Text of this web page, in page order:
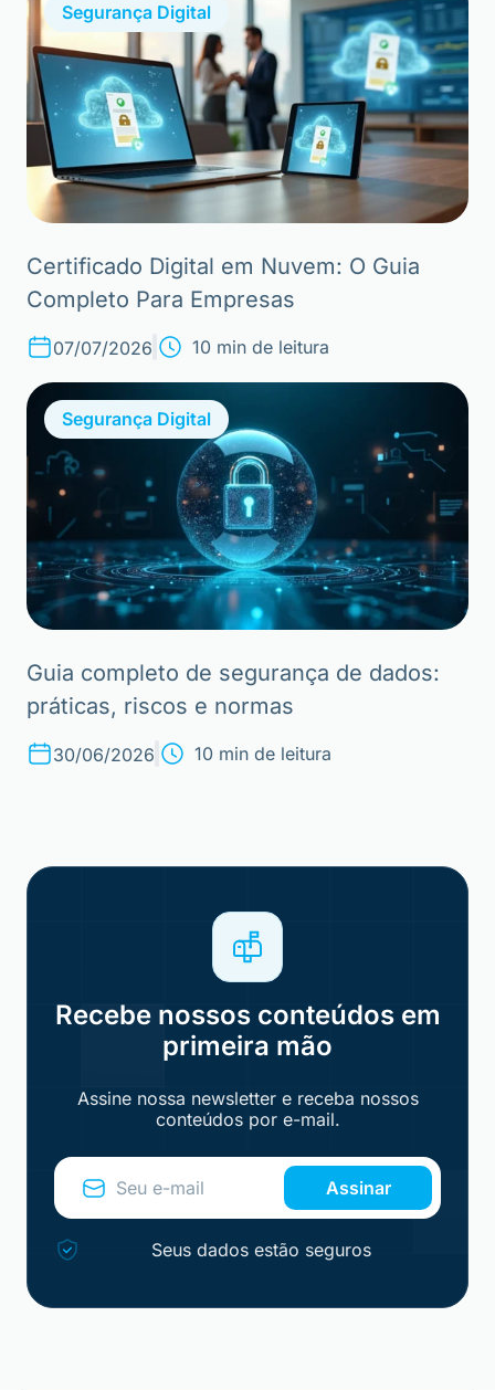
Segurança Digital
Certificado Digital em Nuvem: O Guia
Completo Para Empresas
07/07/2026 10 min de leitura
Segurança Digital
Guia completo de segurança de dados:
práticas, riscos e normas
30/06/2026 10 min de leitura
Recebe nossos conteúdos em
primeira mão
Assine nossa newsletter e receba nossos
conteúdos por e-mail.
Assinar
Seus dados estão seguros